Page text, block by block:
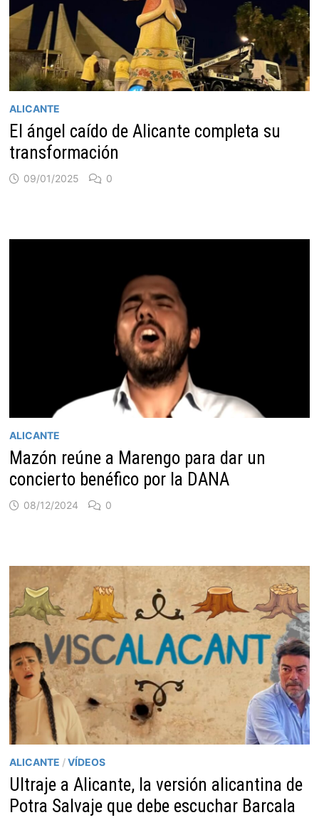
ALICANTE
El ángel caído de Alicante completa su
transformación
09/01/2025 0
ALICANTE
Mazón reúne a Marengo para dar un
concierto benéfico por la DANA
08/12/2024 0
ALICANTE /VÍDEOS
Ultraje a Alicante, la versión alicantina de
Potra Salvaje que debe escuchar Barcala